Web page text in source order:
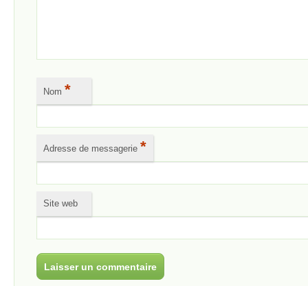
Nom *
Adresse de messagerie *
Site web